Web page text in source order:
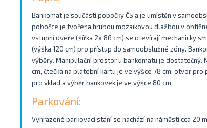
Bankomat je součástí pobočky ČS a je umístěn v
pobočce je tvořena hrubou mozaikovou dlažbou v
vstupní dveře (šířka 2x 86 cm) se otevírají mechanicky
(výška 120 cm) pro přístup do samoobslužné zóny.
výběry. Manipulační prostor u bankomatu je dostatečný.
cm, čtečka na platební kartu je ve výšce 78 cm, otvor
pro vklad a výběr bankovek je ve výšce 80 cm.
Parkování:
Vyhrazené parkovací stání se nachází na náměstí cca 20